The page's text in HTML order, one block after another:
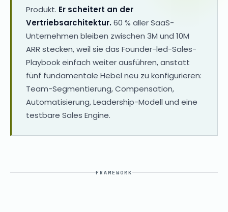
Produkt. Er scheitert an der
Vertriebsarchitektur.60 % aller SaaS-
Unternehmen bleiben zwischen 3M und 10M
ARR stecken, weil sie das Founder-led-Sales-
Playbook einfach weiter ausführen, anstatt
fünf fundamentale Hebel neu zu konfigurieren:
Team-Segmentierung, Compensation,
Automatisierung, Leadership-Modell und eine
testbare Sales Engine.
FRAMEWORK